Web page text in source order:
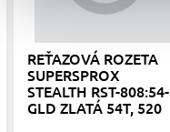
REŤAZOVÁ ROZETA
SUPERSPROX
STEALTH RST-808:54-
GLD ZLATÁ 54T, 520